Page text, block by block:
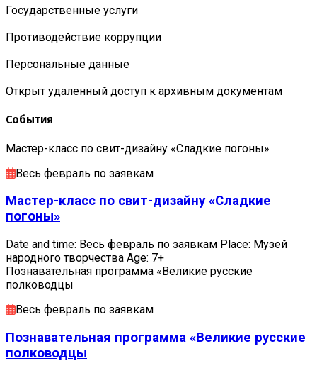
Государственные услуги
Противодействие коррупции
Персональные данные
Открыт удаленный доступ к архивным документам
События
Мастер-класс по свит-дизайну «Сладкие погоны»
Весь февраль по заявкам
Мастер-класс по свит-дизайну «Сладкие
погоны»
Date and time: Весь февраль по заявкам Place: Музей
народного творчества Age: 7+
Познавательная программа «Великие русские
полководцы
Весь февраль по заявкам
Познавательная программа «Великие русские
полководцы